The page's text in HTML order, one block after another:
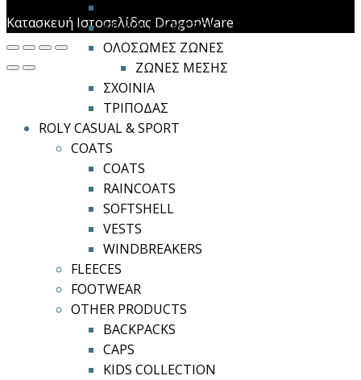
ΚΡΙΚΟΙ / ΓΑΝΤΖΟΙ
ΟΛΟΣΩΜΕΣ ΖΩΝΕΣ
ΖΩΝΕΣ ΜΕΣΗΣ
ΣΧΟΙΝΙΑ
ΤΡΙΠΟΔΑΣ
ROLY CASUAL & SPORT
COATS
COATS
RAINCOATS
SOFTSHELL
VESTS
WINDBREAKERS
FLEECES
FOOTWEAR
OTHER PRODUCTS
BACKPACKS
CAPS
KIDS COLLECTION
Κατασκευή Ιστοσελίδας DragonWare